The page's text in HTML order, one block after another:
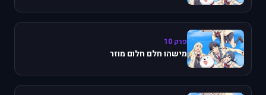
פרק 10
מישהו חלם חלום מוזר